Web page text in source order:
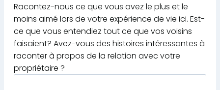
Racontez-nous ce que vous avez le plus et le
moins aimé lors de votre expérience de vie ici. Est-
ce que vous entendiez tout ce que vos voisins
faisaient? Avez-vous des histoires intéressantes à
raconter à propos de la relation avec votre
propriétaire ?